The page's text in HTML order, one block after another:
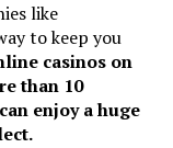
like
to keep you
casinos on
than 10
enjoy a huge